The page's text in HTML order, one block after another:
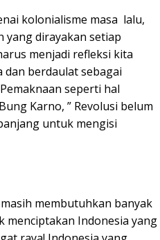
kolonialisme masa lalu,
yang dirayakan setiap
menjadi refleksi kita
berdaulat sebagai
seperti hal
Karno, ” Revolusi belum
untuk mengisi
membutuhkan banyak
menciptakan Indonesia yang